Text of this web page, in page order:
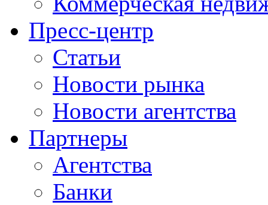
Пресс-центр
Статьи
Новости рынка
Новости агентства
Партнеры
Агентства
Банки